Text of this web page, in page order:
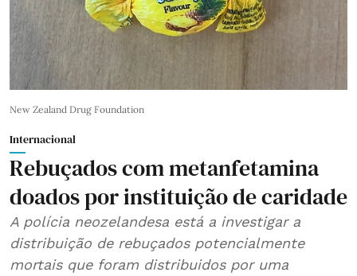
New Zealand Drug Foundation
Internacional
Rebuçados com metanfetamina
doados por instituição de caridade
A polícia neozelandesa está a investigar a
distribuição de rebuçados potencialmente
mortais que foram distribuidos por uma